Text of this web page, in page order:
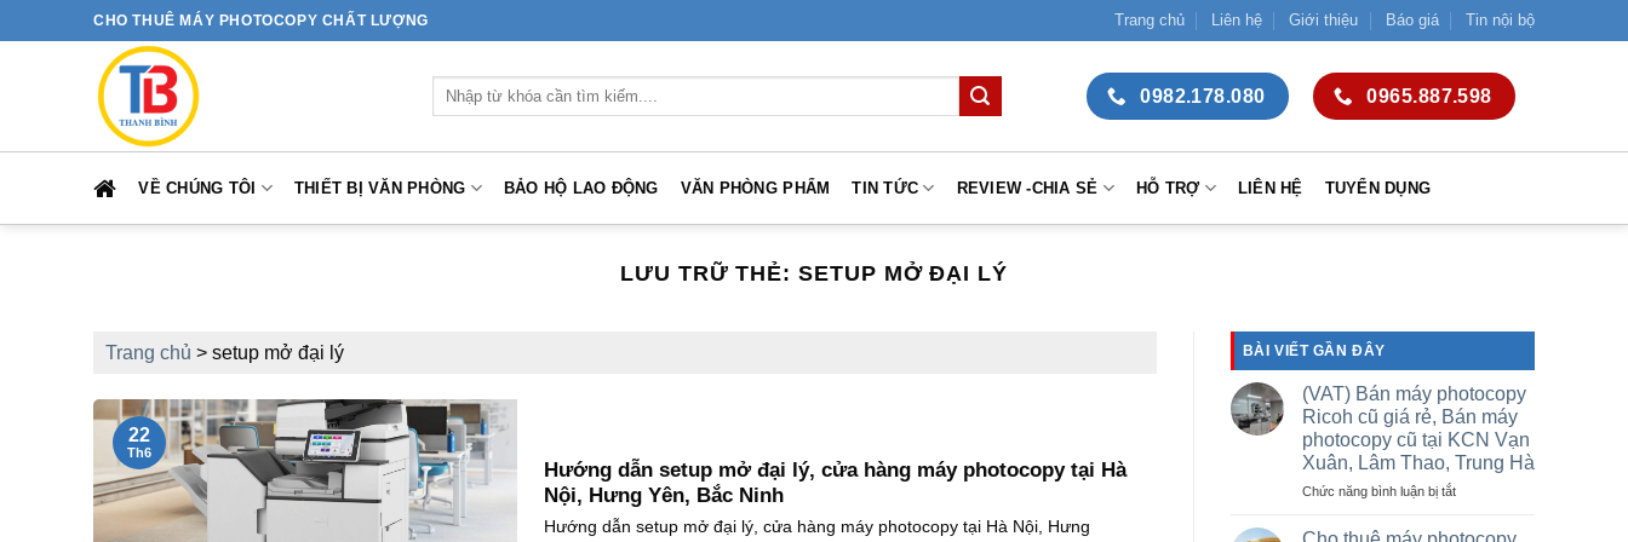
qua
CHO THUÊ MÁY PHOTOCOPY CHẤT LƯỢNG Trang chủ Liên hệ Giới thiệu Báo giá Tin nội bộ
Tìm
kiếm:
0982.178.080 0965.887.598
VỀ CHÚNG TÔI THIẾT BỊ VĂN PHÒNG BẢO HỘ LAO ĐỘNG VĂN PHÒNG PHẨM TIN TỨC REVIEW -CHIA SẺ HỖ TRỢ LIÊN HỆ TUYỂN DỤNG
LƯU TRỮ THẺ:SETUP MỞ ĐẠI LÝ
Trang chủ > setup mở đại lý
Hướng dẫn setup mở đại lý, cửa hàng máy photocopy tại Hà
Nội, Hưng Yên, Bắc Ninh
Hướng dẫn setup mở đại lý, cửa hàng máy photocopy tại Hà Nội, Hưng
22
Th6
BÀI VIẾT GẦN ĐÂY
(VAT) Bán máy photocopy
Ricoh cũ giá rẻ, Bán máy
photocopy cũ tại KCN Vạn
Xuân, Lâm Thao, Trung Hà
Chức năng bình luận bị tắtở
Bán